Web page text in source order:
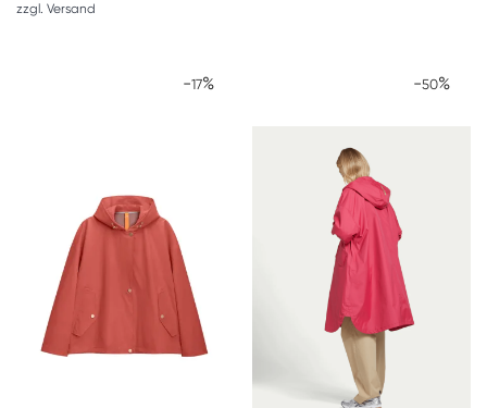
zzgl. Versand
-17% -50%